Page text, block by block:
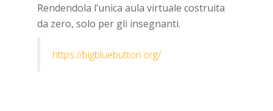
Rendendola l’unica aula virtuale costruita
da zero, solo per gli insegnanti.
https://bigbluebutton.org/